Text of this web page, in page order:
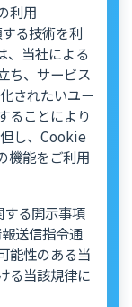
利用
る技術を利
、当社による
ち、サービス
されたいユー
ることにより
し、Cookie
機能をご利用
る開示事項
送信指令通
能性のある当
る当該規律に